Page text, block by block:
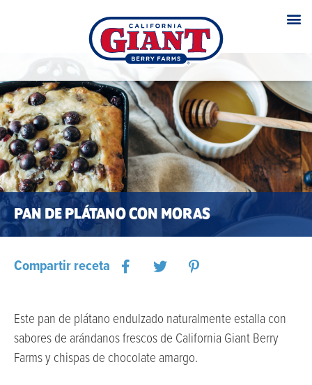
PAN DE PLÁTANO CON MORAS
Compartir receta
Este pan de plátano endulzado naturalmente estalla con
sabores de arándanos frescos de California Giant Berry
Farms y chispas de chocolate amargo.